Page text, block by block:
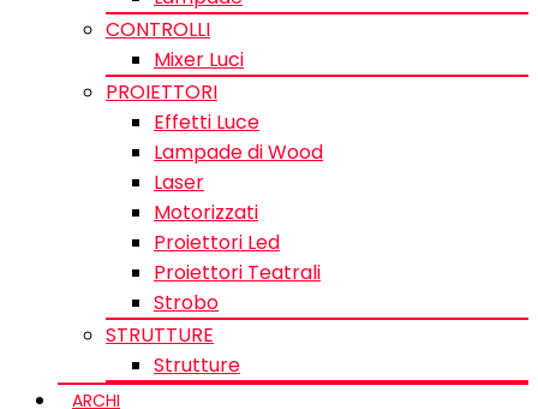
CONTROLLI
Mixer Luci
PROIETTORI
Effetti Luce
Lampade di Wood
Laser
Motorizzati
Proiettori Led
Proiettori Teatrali
Strobo
STRUTTURE
Strutture
ARCHI